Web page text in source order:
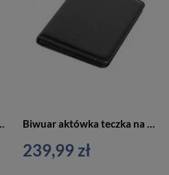
239,99 zł